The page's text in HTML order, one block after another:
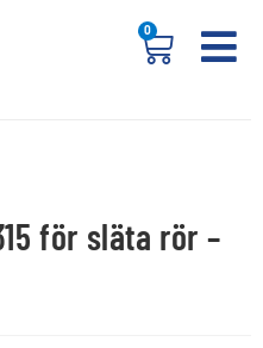
0
för släta rör –